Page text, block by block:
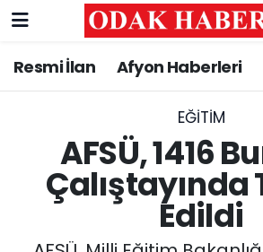
Resmi İlan Afyon Haberleri
EĞITIM
AFSÜ, 1416
Çalıştayında
Edildi
AFYONKARAHİSAR
ASAYİŞ
GÜNCEL
Nöbetçi Eczaneler
Trafik Durumu
Süper Lig Puan Durumu ve